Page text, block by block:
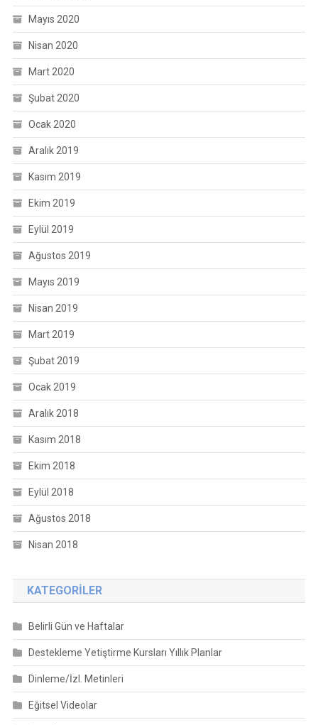
Mayıs 2020
Nisan 2020
Mart 2020
Şubat 2020
Ocak 2020
Aralık 2019
Kasım 2019
Ekim 2019
Eylül 2019
Ağustos 2019
Mayıs 2019
Nisan 2019
Mart 2019
Şubat 2019
Ocak 2019
Aralık 2018
Kasım 2018
Ekim 2018
Eylül 2018
Ağustos 2018
Nisan 2018
KATEGORILER
Belirli Gün ve Haftalar
Destekleme Yetiştirme Kursları Yıllık Planlar
Dinleme/İzl. Metinleri
Eğitsel Videolar